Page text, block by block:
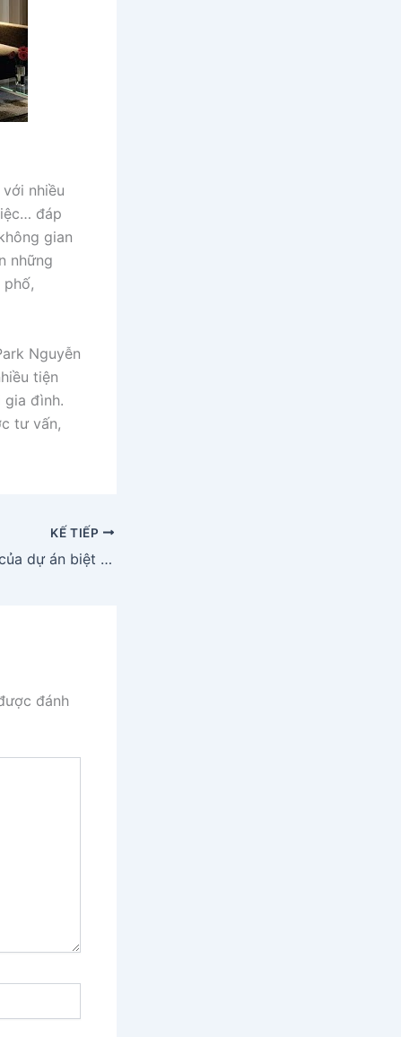
nhiều
đáp
gian
những
Nguyễn
tiện
gia đình.
tư vấn,
KẾ TIẾP
Thiết kế độc đáo của dự án biệt thự đơn lập The Manor Central Park
đánh